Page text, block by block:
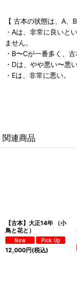
【 古本の状態は、A、
・Aは、非常に良いと
ません。
・B〜Cが一番多く、
・Dは、やや悪い〜悪い
・Eは、非常に悪い。
関連商品
【古本】大正14年 （小
鳥と花と）
12,000円(税込)